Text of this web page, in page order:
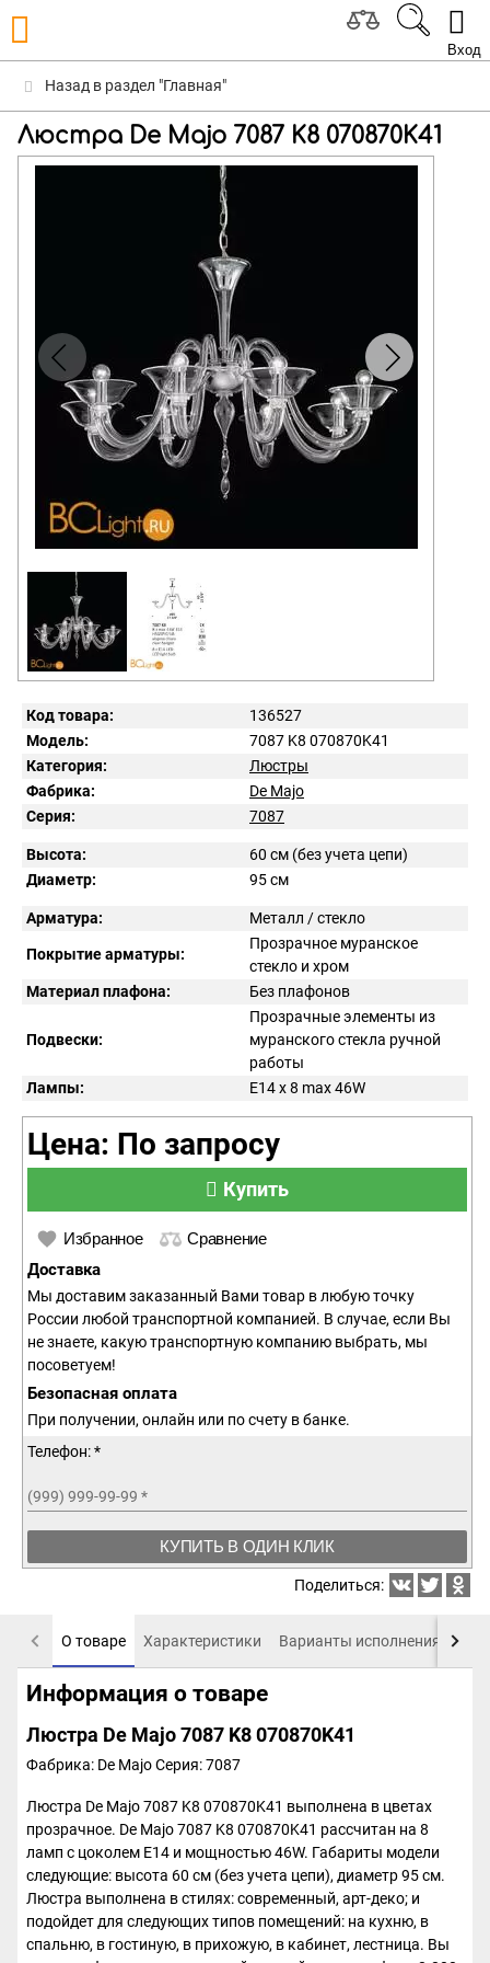
Вход
Назад в раздел "Главная"
Люстра De Majo 7087 K8 070870K41
Код товара:
136527
Модель:
7087 K8 070870K41
Категория:
Люстры
Фабрика:
De Majo
Серия:
7087
Высота:
60 см (без учета цепи)
Диаметр:
95 см
Арматура: Металл / стекло
Покрытие арматуры:
Прозрачное муранское
стекло и хром
Материал плафона:
Без плафонов
Подвески:
Прозрачные элементы из
муранского стекла ручной
работы
Лампы:
E14 x 8 max 46W
Цена: По запросу
Купить
Избранное Сравнение
Доставка
Мы доставим заказанный Вами товар в любую точку
России любой транспортной компанией. В случае, если Вы
не знаете, какую транспортную компанию выбрать, мы
посоветуем!
Безопасная оплата
При получении, онлайн или по счету в банке.
Телефон: *
(999) 999-99-99 *
КУПИТЬ В ОДИН КЛИК
Поделиться:
О товаре Характеристики Варианты исполнения
Информация о товаре
Люстра De Majo 7087 K8 070870K41
Фабрика: De MajoСерия: 7087
Люстра De Majo 7087 K8 070870K41 выполнена в цветах
прозрачное. De Majo 7087 K8 070870K41 рассчитан на 8
ламп с цоколем E14 и мощностью 46W. Габариты модели
следующие: высота 60 см (без учета цепи), диаметр 95 см.
Люстра выполнена в стилях: современный, арт-деко; и
подойдет для следующих типов помещений: на кухню, в
спальню, в гостиную, в прихожую, в кабинет, лестница. Вы